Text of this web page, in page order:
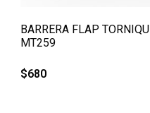
BARRERA FLAP
MT259
$680